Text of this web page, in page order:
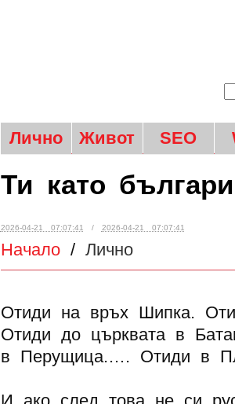
Лично Живот SEO
Ти като
2026-04-21 07:07:41 / 2026-04-21 07:07:41
Начало/ Лично
Отиди на връх Шипка.
Отиди до църквата в
в Перущица.…. Отиди в